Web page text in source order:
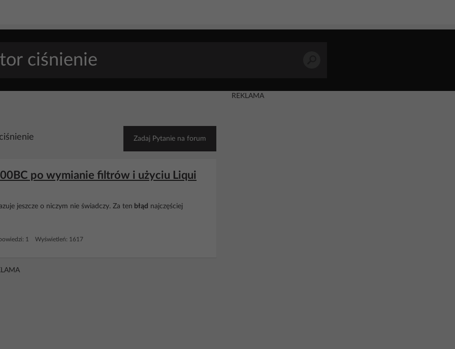
Zadaj Pytanie na forum
po wymianie filtrów i użyciu Liqui
jeszcze o niczym nie świadczy. Za ten błąd najczęściej
1 Wyświetleń: 1617
REKLAMA